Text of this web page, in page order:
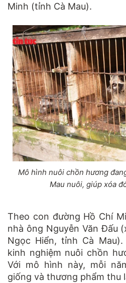
Minh (tỉnh Cà Mau).
Mô hình nuôi chồn hương
Mau nuôi, giúp xóa
Theo con đường Hồ Chí
nhà ông Nguyễn Văn Đấu
Ngọc Hiển, tỉnh Cà
kinh nghiệm nuôi chồn
Với mô hình này, mỗi
giống và thương phẩm thu